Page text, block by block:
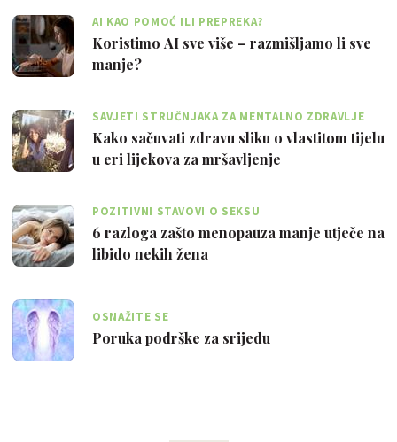
AI KAO POMOĆ ILI PREPREKA?
Koristimo AI sve više – razmišljamo li sve
manje?
SAVJETI STRUČNJAKA ZA MENTALNO ZDRAVLJE
Kako sačuvati zdravu sliku o vlastitom tijelu
u eri lijekova za mršavljenje
POZITIVNI STAVOVI O SEKSU
6 razloga zašto menopauza manje utječe na
libido nekih žena
OSNAŽITE SE
Poruka podrške za srijedu